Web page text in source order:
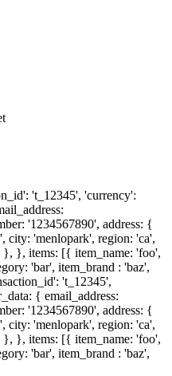
't_12345', 'currency':
'1234567890', address: {
city: 'menlopark', region: 'ca',
}, }, items: [{ item_name: 'foo',
'bar', item_brand : 'baz',
't_12345',
{ email_address:
'1234567890', address: {
city: 'menlopark', region: 'ca',
}, }, items: [{ item_name: 'foo',
'bar', item_brand : 'baz',